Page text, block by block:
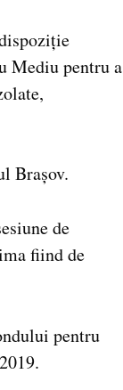
Mediu pentru a
Brașov.
de
fiind de
pentru